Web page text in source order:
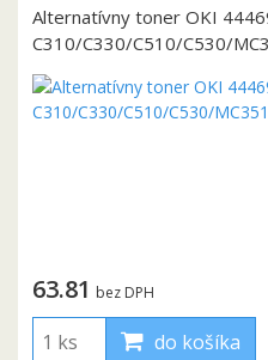
Alternatívny toner OKI
C310/C330/C510/C530/
63.81 bez DPH
do košíka